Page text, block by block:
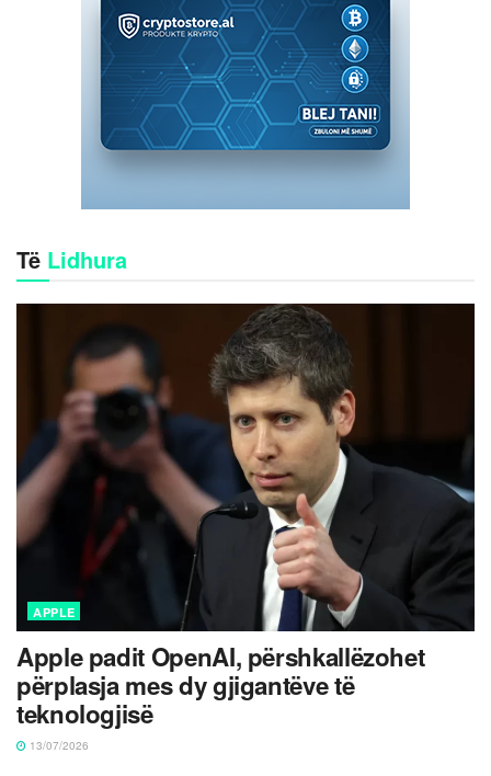
Të Lidhura
APPLE
Apple padit OpenAI, përshkallëzohet
përplasja mes dy gjigantëve të
teknologjisë
13/07/2026